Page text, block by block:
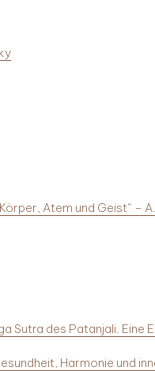
Atem und Geist“ –
Sutra des Patanjali. Eine
Harmonie und